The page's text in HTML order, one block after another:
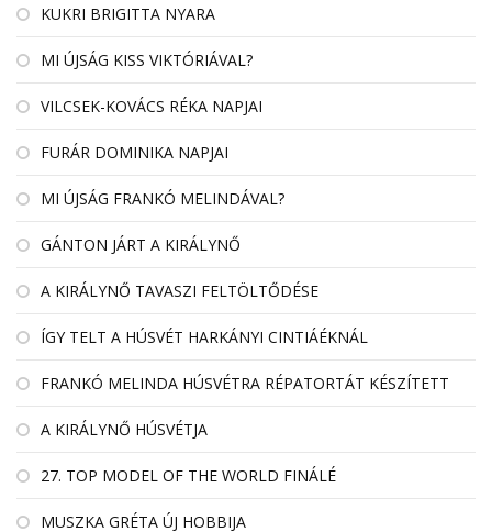
KUKRI BRIGITTA NYARA
MI ÚJSÁG KISS VIKTÓRIÁVAL?
VILCSEK-KOVÁCS RÉKA NAPJAI
FURÁR DOMINIKA NAPJAI
MI ÚJSÁG FRANKÓ MELINDÁVAL?
GÁNTON JÁRT A KIRÁLYNŐ
A KIRÁLYNŐ TAVASZI FELTÖLTŐDÉSE
ÍGY TELT A HÚSVÉT HARKÁNYI CINTIÁÉKNÁL
FRANKÓ MELINDA HÚSVÉTRA RÉPATORTÁT KÉSZÍTETT
A KIRÁLYNŐ HÚSVÉTJA
27. TOP MODEL OF THE WORLD FINÁLÉ
MUSZKA GRÉTA ÚJ HOBBIJA